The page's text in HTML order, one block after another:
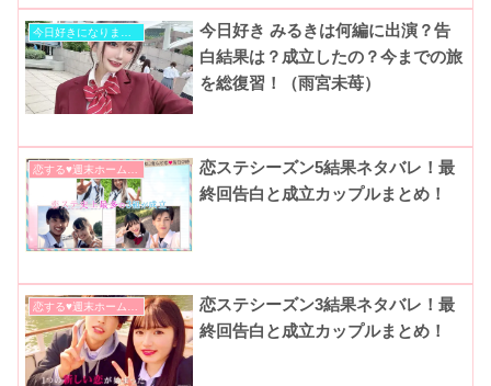
今日好き みるきは何編に出演？告
白結果は？成立したの？今までの旅
を総復習！（雨宮未苺）
恋する♥週末ホームステイ
恋ステシーズン5結果ネタバレ！最
終回告白と成立カップルまとめ！
恋する♥週末ホームステイ
恋ステシーズン3結果ネタバレ！最
終回告白と成立カップルまとめ！